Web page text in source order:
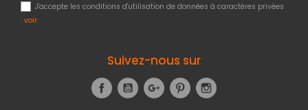
J'accepte les conditions d'utilisation de données à caractères privées
: voir
Suivez-nous sur
FacebookYouTubeGoogle+Pinterest